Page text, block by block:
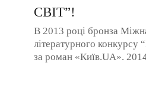
СВІТ”!
В 2013 році бронза
літературного конкурсу
за роман «Київ.UA».